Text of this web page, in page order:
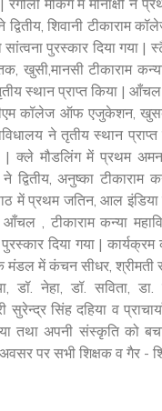
रंगोली मैकिंग में मीनाक्षी ने
द्वितीय, शिवानी
सांत्वना पुरस्कार दिया
खुसी,मानसी टीकाराम
स्थान प्राप्त किया | आँचल
कॉलेज ऑफ एजुकेशन, खुसबु,
ने तृतीय स्थान
| क्ले मौडलिंग में प्रथम
द्वितीय, अनुष्का टीकाराम
में प्रथम जतिन, आल
आँचल , टीकाराम कन्या
पुरस्कार दिया गया |
मंडल में कंचन सीधर, श्रीमती
डॉ. नेहा, डॉ. सविता, डा.
सुरेन्द्र सिंह दहिया व
तथा अपनी संस्कृति को
पर सभी शिक्षक व गैर -